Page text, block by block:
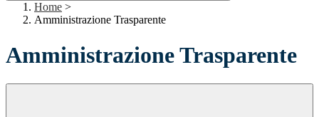
Home >
Amministrazione Trasparente
Amministrazione Trasparente